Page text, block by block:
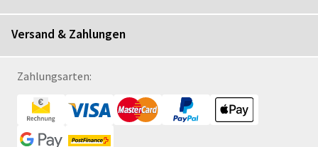
Versand & Zahlungen
Zahlungsarten: